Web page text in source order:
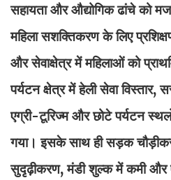
सहायता और औद्योगिक ढांचे को
महिला सशक्तिकरण के लिए
और सेवाक्षेत्र में महिलाओं को
पर्यटन क्षेत्र में हेली सेवा
एग्री-टूरिज्म और छोटे पर्यटन
गया। इसके साथ ही सड़क
सुदृढ़ीकरण, मंडी शुल्क में कमी और